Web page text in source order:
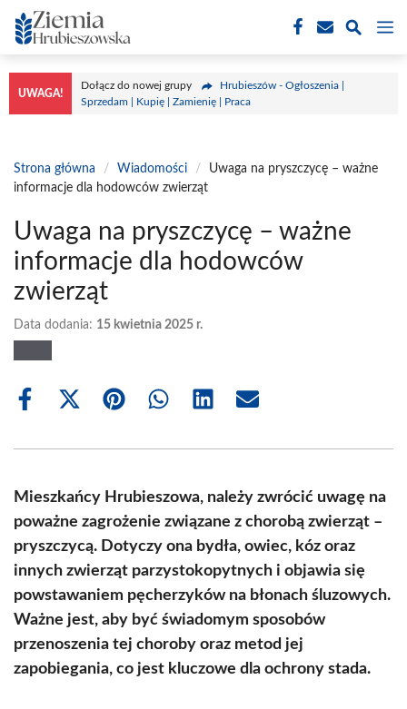
Przejdź
do
treści
UWAGA!
Dołącz do nowej grupy
Hrubieszów - Ogłoszenia |
Sprzedam | Kupię | Zamienię | Praca
Strona główna / Wiadomości /
Uwaga na pryszczycę – ważne
informacje dla hodowców zwierząt
Uwaga na pryszczycę – ważne
informacje dla hodowców
zwierząt
Data dodania: 15 kwietnia 2025 r.
Share
Share
(Twitter)
Share Share Share Share
Mieszkańcy Hrubieszowa, należy zwrócić uwagę na
poważne zagrożenie związane z chorobą zwierząt –
pryszczycą. Dotyczy ona bydła, owiec, kóz oraz
innych zwierząt parzystokopytnych i objawia się
powstawaniem pęcherzyków na błonach śluzowych.
Ważne jest, aby być świadomym sposobów
przenoszenia tej choroby oraz metod jej
zapobiegania, co jest kluczowe dla ochrony stada.